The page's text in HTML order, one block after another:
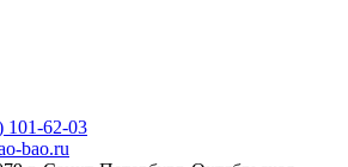
101-62-03
bao.ru